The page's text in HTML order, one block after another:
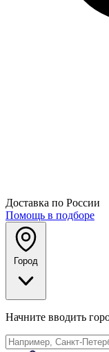
Доставка по России
Помощь в подборе
Город
Начните вводить